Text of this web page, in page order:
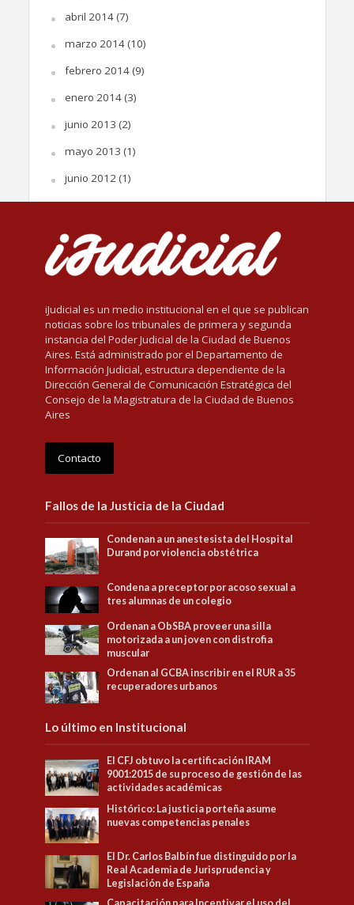
abril 2014(7)
marzo 2014(10)
febrero 2014(9)
enero 2014(3)
junio 2013 (2)
mayo 2013 (1)
junio 2012(1)
iJudicial es un medio institucional en el que se publican
noticias sobre los tribunales de primera y segunda
instancia del Poder Judicial de la Ciudad de Buenos
Aires. Está administrado por el Departamento de
Información Judicial, estructura dependiente de la
Dirección General de Comunicación Estratégica del
Consejo de la Magistratura de la Ciudad de Buenos
Aires
Contacto
Fallos de la Justicia de la Ciudad
Condenan a un anestesista del Hospital
Durand por violencia obstétrica
Condena a preceptor por acoso sexual a
tres alumnas de un colegio
Ordenan a ObSBA proveer una silla
motorizada a un joven con distrofia
muscular
Ordenan al GCBA inscribir en el RUR a 35
recuperadores urbanos
Lo último en Institucional
El CFJ obtuvo la certificación IRAM
9001:2015 de su proceso de gestión de las
actividades académicas
Histórico: La justicia porteña asume
nuevas competencias penales
El Dr. Carlos Balbín fue distinguido por la
Real Academia de Jurisprudencia y
Legislación de España